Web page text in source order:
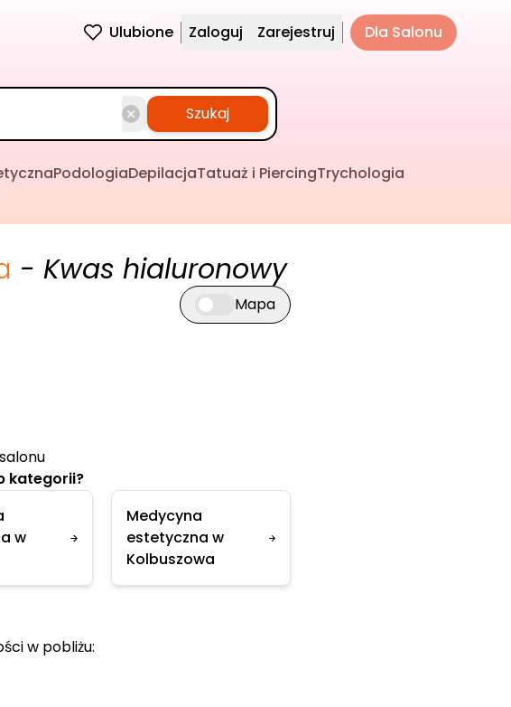
Ulubione Zaloguj Zarejestruj Dla Salonu
Szukaj
PodologiaDepilacjaTatuaż i PiercingTrychologia
- Kwas hialuronowy
Przełącz widok mapy
Mapa
kategorii?
w
Medycyna
estetyczna w
Kolbuszowa
w pobliżu: